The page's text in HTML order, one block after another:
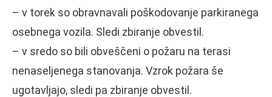
– v torek so obravnavali poškodovanje parkiranega
osebnega vozila. Sledi zbiranje obvestil.
– v sredo so bili obveščeni o požaru na terasi
nenaseljenega stanovanja. Vzrok požara še
ugotavljajo, sledi pa zbiranje obvestil.